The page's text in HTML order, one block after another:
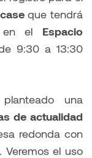
que tendrá
en el Espacio
9:30 a 13:30
una
de actualidad
redonda con
Veremos el uso